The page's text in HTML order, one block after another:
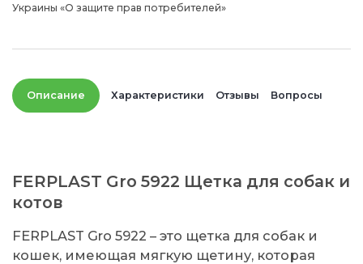
Украины «О защите прав потребителей»
Описание Характеристики Отзывы Вопросы
FERPLAST Gro 5922 Щетка для собак и
котов
FERPLAST Gro 5922 – это щетка для собак и
кошек, имеющая мягкую щетину, которая